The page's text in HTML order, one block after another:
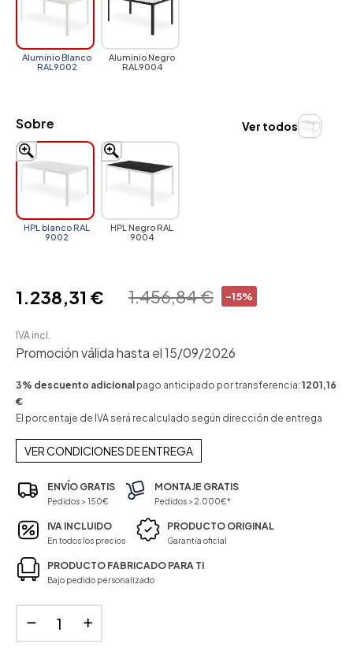
Aluminio Blanco
RAL9002
Aluminio Negro
RAL9004
Sobre
HPL blanco RAL
9002
HPL Negro RAL
9004
Ver todos
-15%
1.456,84 €
1.238,31 €
IVA incl.
Promoción válida hasta el 15/09/2026
3% descuento adicional pago anticipado por transferencia: 1201,16
€
El porcentaje de IVA será recalculado según dirección de entrega
VER CONDICIONES DE ENTREGA
ENVÍO GRATIS
Pedidos > 150€
MONTAJE GRATIS
Pedidos > 2.000€*
IVA INCLUIDO
En todos los precios
PRODUCTO ORIGINAL
Garantía oficial
PRODUCTO FABRICADO PARA TI
Bajo pedido personalizado